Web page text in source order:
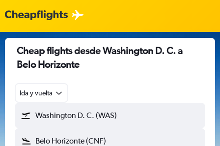
Cheap flights desde Washington D. C. a
Belo Horizonte
Ida y vuelta
Washington D. C. (WAS)
Belo Horizonte (CNF)